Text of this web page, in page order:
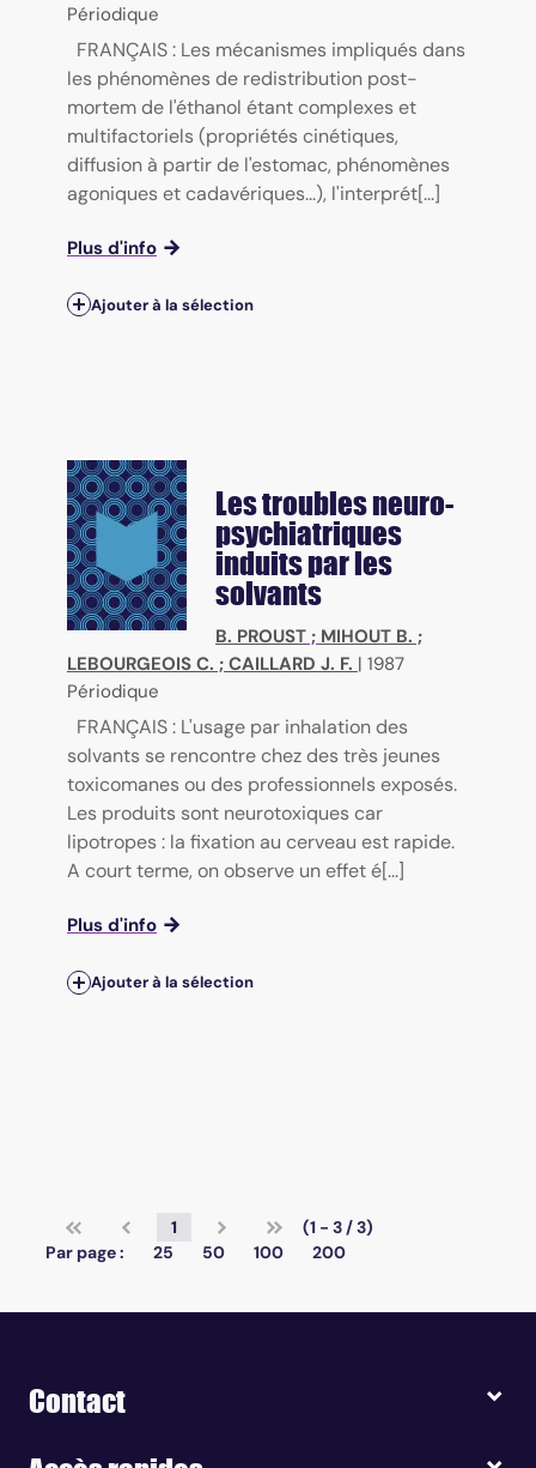
Périodique
FRANÇAIS : Les mécanismes impliqués dans
les phénomènes de redistribution post-
mortem de l'éthanol étant complexes et
multifactoriels (propriétés cinétiques,
diffusion à partir de l'estomac, phénomènes
agoniques et cadavériques...), l'interprét[...]
Plus d'info
Ajouter à la sélection
Les troubles neuro-
psychiatriques
induits par les
solvants
B. PROUST ; MIHOUT B. ;
LEBOURGEOIS C. ; CAILLARD J. F. | 1987
Périodique
FRANÇAIS : L'usage par inhalation des
solvants se rencontre chez des très jeunes
toxicomanes ou des professionnels exposés.
Les produits sont neurotoxiques car
lipotropes : la fixation au cerveau est rapide.
A court terme, on observe un effet é[...]
Plus d'info
Ajouter à la sélection
1
(1 - 3 / 3)
Par page :
25 50 100 200
Contact